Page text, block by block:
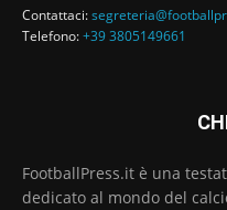
Contattaci:
Telefono:+39 3805149661
FootballPress.it è una
dedicato al mondo del